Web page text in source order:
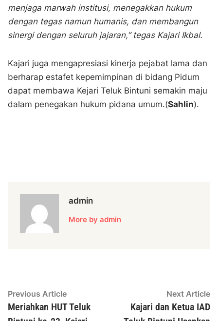
menjaga marwah institusi, menegakkan hukum
dengan tegas namun humanis, dan membangun
sinergi dengan seluruh jajaran,” tegas Kajari Ikbal.
Kajari juga mengapresiasi kinerja pejabat lama dan
berharap estafet kepemimpinan di bidang Pidum
dapat membawa Kejari Teluk Bintuni semakin maju
dalam penegakan hukum pidana umum.(Sahlin).
admin
More by admin
Navigasi
pos
Previous ArticlePrevious
article:
Meriahkan HUT Teluk
Next Article
Kajari dan Ketua IAD